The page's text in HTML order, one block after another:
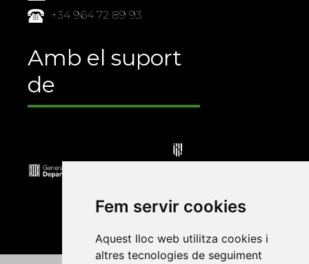
Fem servir cookies
Aquest lloc web utilitza cookies i
altres tecnologies de seguiment
+34 964 72 89 93
Amb el suport
de